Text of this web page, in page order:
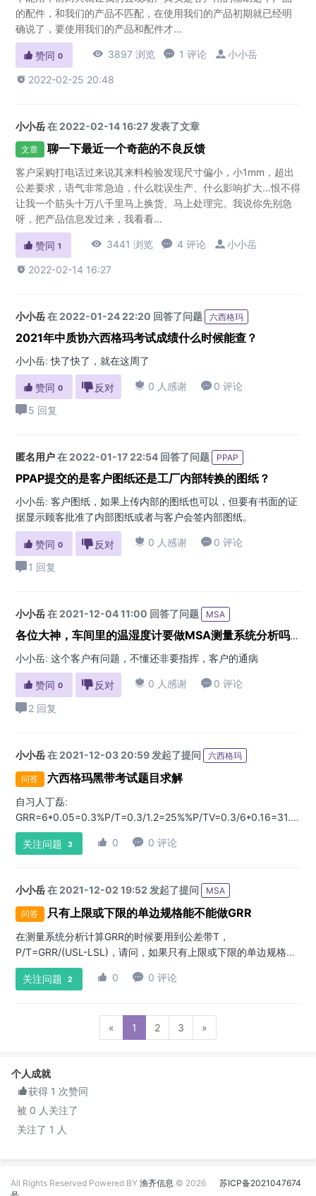
的配件，和我们的产品不匹配，在使用我们的产品初期就已经明
确说了，要使用我们的产品和配件才...
 赞同 0  3897 浏览  1 评论  小小岳
 2022-02-25 20:48
小小岳在 2022-02-14 16:27 发表了文章
文章 聊一下最近一个奇葩的不良反馈
客户采购打电话过来说其来料检验发现尺寸偏小，小1mm，超出
公差要求，语气非常急迫，什么耽误生产、什么影响扩大…恨不得
让我一个筋头十万八千里马上换货、马上处理完。我说你先别急
呀，把产品信息发过来，我看看...
 赞同 1  3441 浏览  4 评论  小小岳
 2022-02-14 16:27
小小岳在 2022-01-24 22:20 回答了问题 六西格玛
2021年中质协六西格玛考试成绩什么时候能查？
小小岳:快了快了，就在这周了
 赞同 0  反对  0 人感谢  0 评论
5 回复
匿名用户在 2022-01-17 22:54 回答了问题 PPAP
PPAP提交的是客户图纸还是工厂内部转换的图纸？
小小岳: 客户图纸，如果上传内部的图纸也可以，但要有书面的证
据显示顾客批准了内部图纸或者与客户会签内部图纸。
 赞同 0  反对  0 人感谢  0 评论
1 回复
小小岳在 2021-12-04 11:00 回答了问题 MSA
各位大神，车间里的温湿度计要做MSA测量系统分析吗？
小小岳: 这个客户有问题，不懂还非要指挥，客户的通病
 赞同 0  反对  0 人感谢  0 评论
2 回复
小小岳在 2021-12-03 20:59 发起了提问 六西格玛
问答 六西格玛黑带考试题目求解
自习人丁磊:
GRR=6*0.05=0.3%P/T=0.3/1.2=25%%P/TV=0.3/6*0.16=31.25%
答案：B
关注问题
3  0  0 评论
小小岳在 2021-12-02 19:52 发起了提问 MSA
问答 只有上限或下限的单边规格能不能做GRR
在测量系统分析计算GRR的时候要用到公差带T，
P/T=GRR/(USL-LSL)，请问，如果只有上限或下限的单边规格值
该怎么办？这种情况又该怎么取样？
关注问题
2  0  0 评论
« 1 2 3 »
个人成就
获得 1 次赞同
被 0 人关注了
关注了 1 人
All Rights Reserved Powered BY 渔齐信息 © 2026
苏ICP备2021047674